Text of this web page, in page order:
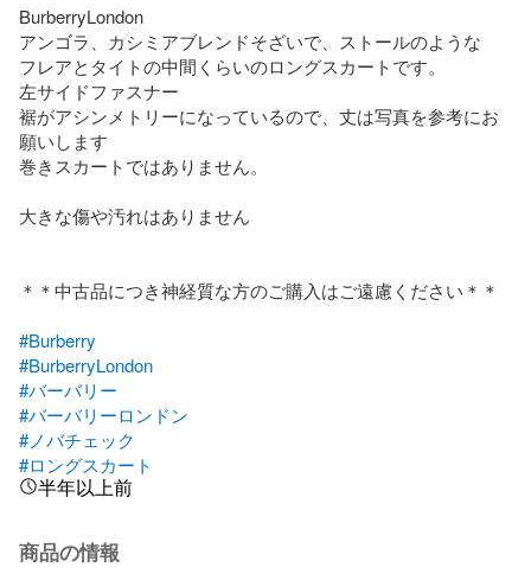
BurberryLondon
アンゴラ、カシミアブレンドそざいで、ストールのような
フレアとタイトの中間くらいのロングスカートです。
左サイドファスナー
裾がアシンメトリーになっているので、丈は写真を参考にお
願いします
巻きスカートではありません。
大きな傷や汚れはありません
＊＊中古品につき神経質な方のご購入はご遠慮ください＊＊
#Burberry
#BurberryLondon
#バーバリー
#バーバリーロンドン
#ノバチェック
#ロングスカート
半年以上前
商品の情報